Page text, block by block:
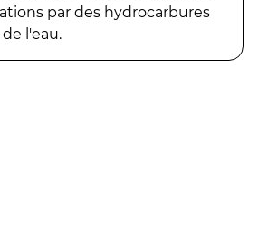
par des hydrocarbures
l'eau.